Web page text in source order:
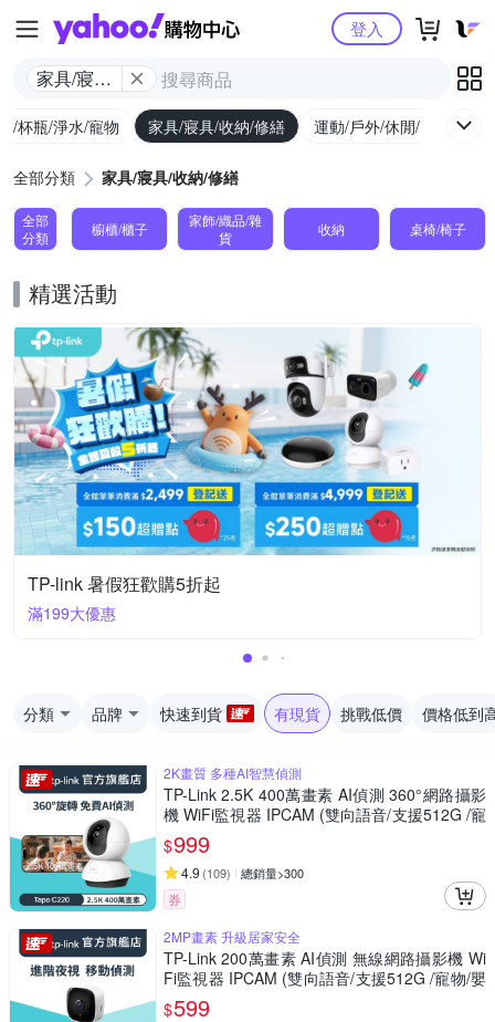
Yahoo購物中心
家具/寢具/
登入
/杯瓶/淨水/寵物 家具/寢具/收納/修繕 運動/戶外/休閒/健身
全部分類 家具/寢具/收納/修繕
全部
分類
櫥櫃/櫃子
家飾/織品/雜
貨
收納 桌椅/椅子
精選活動
TP-link 暑假狂歡購5折起
滿199大優惠
分類 品牌 快速到貨 有現貨 挑戰低價 價格低到
2K畫質 多種AI智慧偵測
TP-Link 2.5K 400萬畫素 AI偵測 360°網路攝影
機 WiFi監視器 IPCAM (雙向語音/支援512G /寵
物/嬰兒/長輩/Tapo C220)
$999
4.9 (109) 總銷量>300
券
2MP畫素 升級居家安全
TP-Link 200萬畫素 AI偵測 無線網路攝影機 Wi
Fi監視器 IPCAM (雙向語音/支援512G /寵物/嬰
兒/長輩/Tapo C100)
$599